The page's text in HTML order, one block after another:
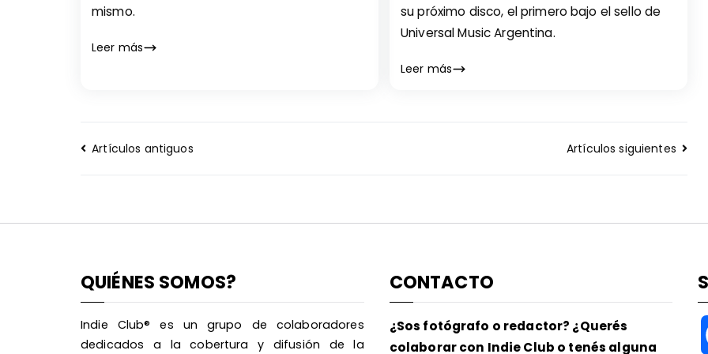
mismo.
Leer más
su próximo disco, el primero bajo el sello de
Universal Music Argentina.
Leer más
Navegación
Artículos antiguos Artículos siguientes
QUIÉNES SOMOS?
Indie Club® es un grupo de colaboradores
dedicados a la cobertura y difusión de la
CONTACTO
¿Sos fotógrafo o redactor? ¿Querés
colaborar con Indie Club o tenés alguna